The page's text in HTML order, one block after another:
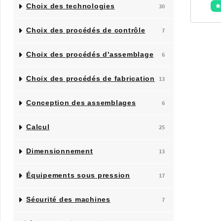
Choix des technologies 30
Choix des procédés de contrôle 7
Choix des procédés d'assemblage 6
Choix des procédés de fabrication 13
Conception des assemblages 6
Calcul 25
Dimensionnement 13
Équipements sous pression 17
Sécurité des machines 7